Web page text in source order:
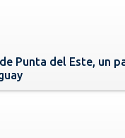
Punta del Este, un